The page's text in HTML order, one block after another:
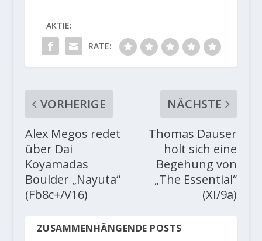
AKTIE:
RATE:
VORHERIGE
Alex Megos redet
über Dai
Koyamadas
Boulder „Nayuta“
(Fb8c+/V16)
NÄCHSTE
Thomas Dauser
holt sich eine
Begehung von
„The Essential“
(XI/9a)
ZUSAMMENHÄNGENDE POSTS